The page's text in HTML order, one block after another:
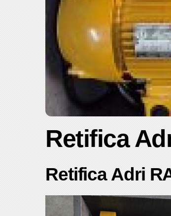
Retifica
Retifica Adri